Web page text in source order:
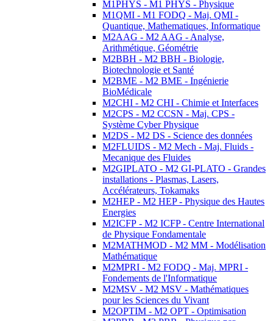
M1PHYS - M1 PHYS - Physique
M1QMI - M1 FODQ - Maj. QMI -
Quantique, Mathematiques, Informatique
M2AAG - M2 AAG - Analyse,
Arithmétique, Géométrie
M2BBH - M2 BBH - Biologie,
Biotechnologie et Santé
M2BME - M2 BME - Ingénierie
BioMédicale
M2CHI - M2 CHI - Chimie et Interfaces
M2CPS - M2 CCSN - Maj. CPS -
Système Cyber Physique
M2DS - M2 DS - Science des données
M2FLUIDS - M2 Mech - Maj. Fluids -
Mecanique des Fluides
M2GIPLATO - M2 GI-PLATO - Grandes
installations - Plasmas, Lasers,
Accélérateurs, Tokamaks
M2HEP - M2 HEP - Physique des Hautes
Energies
M2ICFP - M2 ICFP - Centre International
de Physique Fondamentale
M2MATHMOD - M2 MM - Modélisation
Mathématique
M2MPRI - M2 FODQ - Maj. MPRI -
Fondements de l'Informatique
M2MSV - M2 MSV - Mathématiques
pour les Sciences du Vivant
M2OPTIM - M2 OPT - Optimisation